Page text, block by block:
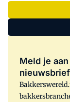
Meld je